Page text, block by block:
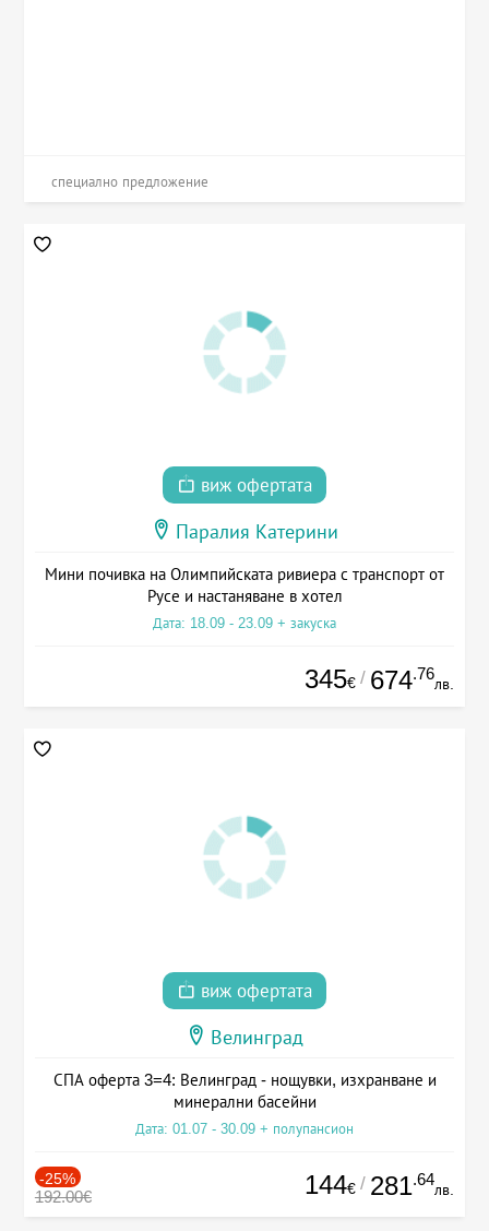
специално предложение
виж офертата
Паралия Катерини
Мини почивка на Олимпийската ривиера с транспорт от
Русе и настаняване в хотел
Дата: 18.09 - 23.09 + закуска
345€ / 674.76
лв.
виж офертата
Велинград
СПА оферта 3=4: Велинград - нощувки, изхранване и
минерални басейни
Дата: 01.07 - 30.09 + полупансион
-25%
192.00€ 144€ / 281.64
лв.